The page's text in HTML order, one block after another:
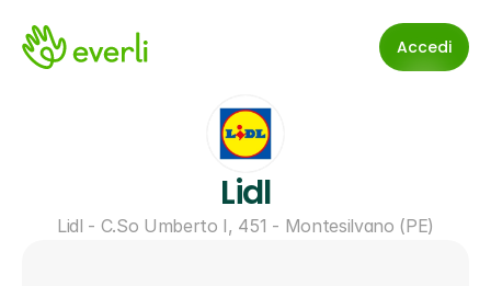
Accedi
Lidl
Lidl - C.So Umberto I, 451 - Montesilvano (PE)